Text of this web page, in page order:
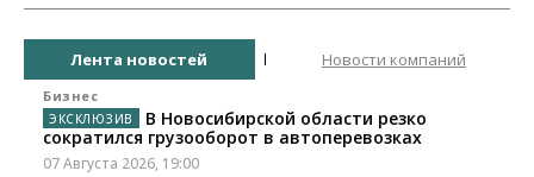
Лента новостей Новости компаний
Бизнес
В Новосибирской области резко
сократился грузооборот в автоперевозках
07 Августа 2026, 19:00